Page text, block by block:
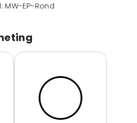
MW-EP-Rond